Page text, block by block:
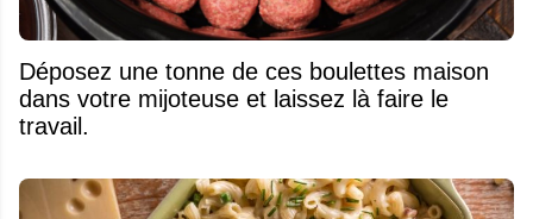
Déposez une tonne de ces boulettes maison
dans votre mijoteuse et laissez là faire le
travail.